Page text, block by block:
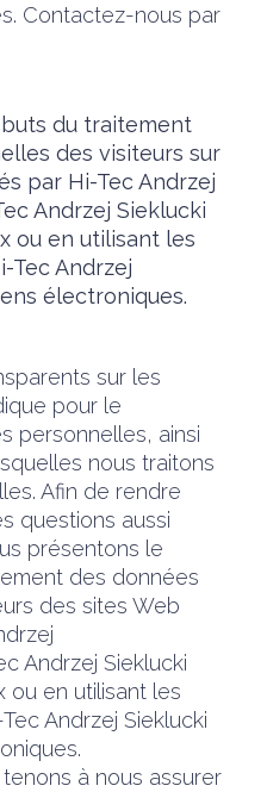
Contactez-nous par
du traitement
des visiteurs sur
par Hi-Tec Andrzej
Andrzej Sieklucki
ou en utilisant les
Tec Andrzej
électroniques.
sur les
pour le
personnelles, ainsi
nous traitons
Afin de rendre
questions aussi
présentons le
des données
des sites Web
Andrzej Sieklucki
ou en utilisant les
Andrzej Sieklucki
à nous assurer